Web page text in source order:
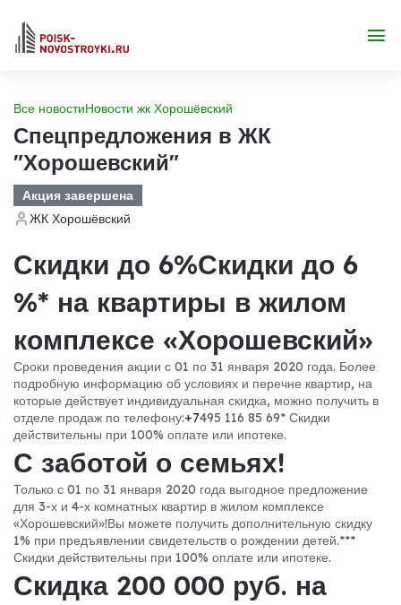
Все новостиНовости жк Хорошёвский
Спецпредложения в ЖК
"Хорошевский"
Акция завершена
ЖК Хорошёвский
Скидки до 6%Скидки до 6
%* на квартиры в жилом
комплексе «Хорошевский»
Сроки проведения акции с 01 по 31 января 2020 года. Более
подробную информацию об условиях и перечне квартир, на
которые действует индивидуальная скидка, можно получить в
отделе продаж по телефону:+7495 116 85 69* Скидки
действительны при 100% оплате или ипотеке.
С заботой о семьях!
Только с 01 по 31 января 2020 года выгодное предложение
для 3-х и 4-х комнатных квартир в жилом комплексе
«Хорошевский»!Вы можете получить дополнительную скидку
1% при предъявлении свидетельств о рождении детей.***
Скидки действительны при 100% оплате или ипотеке.
Скидка 200 000 руб. на